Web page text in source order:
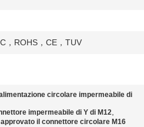
，ROHS，CE，TUV
circolare impermeabile di
impermeabile di Y di M12,
approvato il connettore circolare M16